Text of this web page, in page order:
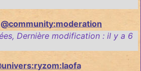
@community:moderation
, Dernière modification : il y a 6